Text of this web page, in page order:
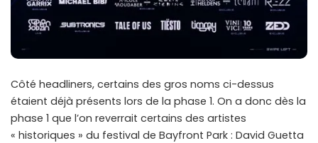
Côté headliners, certains des gros noms ci-dessus
étaient déjà présents lors de la phase 1. On a donc dès la
phase 1 que l’on reverrait certains des artistes
« historiques » du festival de Bayfront Park : David Guetta